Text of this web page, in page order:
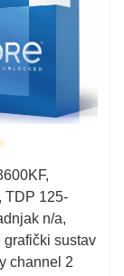
TDP 125-
n/a,
grafički sustav
channel 2